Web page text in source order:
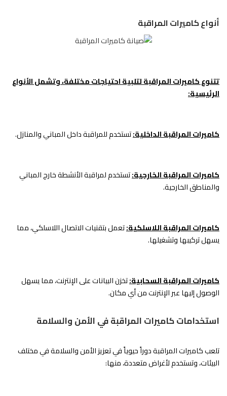
أنواع كاميرات المراقبة
تتنوع كاميرات المراقبة لتلبية احتياجات مختلفة، وتشمل الأنواع
الرئيسية:
كاميرات المراقبة الداخلية:تستخدم للمراقبة داخل المباني والمنازل.
كاميرات المراقبة الخارجية:تستخدم لمراقبة الأنشطة خارج المباني
والمناطق الخارجية.
كاميرات المراقبة اللاسلكية:تعمل بتقنيات الاتصال اللاسلكي، مما
يسهل تركيبها وتشغيلها.
كاميرات المراقبة السحابية:تخزن البيانات على الإنترنت، مما يسهل
الوصول إليها عبر الإنترنت من أي مكان.
استخدامات كاميرات المراقبة في الأمن والسلامة
تلعب كاميرات المراقبة دوراً حيوياً في تعزيز الأمن والسلامة في مختلف
البيئات، وتستخدم لأغراض متعددة، منها: